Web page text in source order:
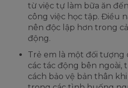
từ việc tự làm bữa ăn
công việc học tập. Điều
nên độc lập hơn trong
động.
Trẻ em là một đối
các tác động bên ngoài,
cách bảo vệ bản thân